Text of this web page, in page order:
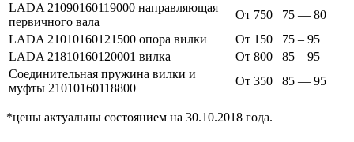
LADA 21090160119000 направляющая
первичного вала
От 750
75 — 80
LADA 21010160121500 опора вилки
От 150
75 – 95
LADA 21810160120001 вилка
От 800
85 – 95
Соединительная пружина вилки и
муфты 21010160118800
От 350 85 — 95
*цены актуальны состоянием на 30.10.2018 года.